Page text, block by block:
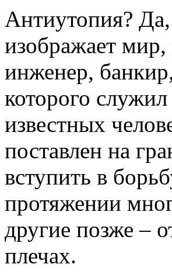
Антиутопия?
изображает
инженер,
которого
известных
поставлен на
вступить в
протяжении
другие позже –
плечах.